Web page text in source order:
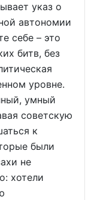
указ о
автономии
себе – это
битв, без
уровне.
умный
советскую
к
были
не
хотели